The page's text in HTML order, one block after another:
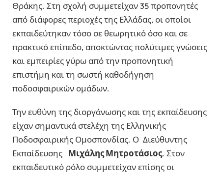
Θράκης. Στη σχολή συμμετείχαν 35 προπονητές
από διάφορες περιοχές της Ελλάδας, οι οποίοι
εκπαιδεύτηκαν τόσο σε θεωρητικό όσο και σε
πρακτικό επίπεδο, αποκτώντας πολύτιμες γνώσεις
και εμπειρίες γύρω από την προπονητική
επιστήμη και τη σωστή καθοδήγηση
ποδοσφαιρικών ομάδων.
Την ευθύνη της διοργάνωσης και της εκπαίδευσης
είχαν σημαντικά στελέχη της Ελληνικής
Ποδοσφαιρικής Ομοσπονδίας. Ο Διεύθυντης
Εκπαίδευσης Μιχάλης Μητροτάσιος. Στον
εκπαιδευτικό ρόλο συμμετείχαν επίσης οι